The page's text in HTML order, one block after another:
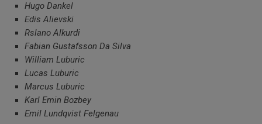
Hugo Dankel
Edis Alievski
Rslano Alkurdi
Fabian Gustafsson Da Silva
William Luburic
Lucas Luburic
Marcus Luburic
Karl Emin Bozbey
Emil Lundqvist Felgenau